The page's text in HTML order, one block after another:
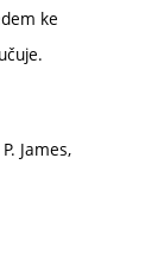
ke
James,